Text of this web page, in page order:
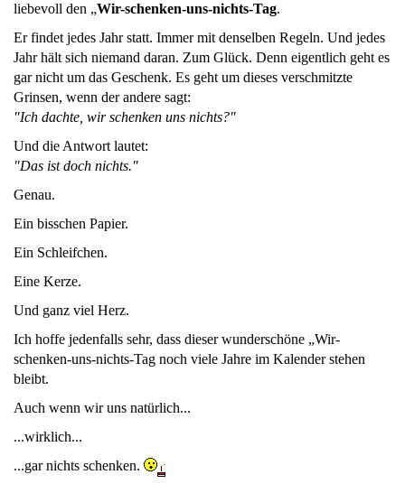
liebevoll den „Wir-schenken-uns-nichts-Tag.
Er findet jedes Jahr statt. Immer mit denselben Regeln. Und jedes
Jahr hält sich niemand daran. Zum Glück. Denn eigentlich geht es
gar nicht um das Geschenk. Es geht um dieses verschmitzte
Grinsen, wenn der andere sagt:
"Ich dachte, wir schenken uns nichts?"
Und die Antwort lautet:
"Das ist doch nichts."
Genau.
Ein bisschen Papier.
Ein Schleifchen.
Eine Kerze.
Und ganz viel Herz.
Ich hoffe jedenfalls sehr, dass dieser wunderschöne „Wir-
schenken-uns-nichts-Tag noch viele Jahre im Kalender stehen
bleibt.
Auch wenn wir uns natürlich...
...wirklich...
...gar nichts schenken.